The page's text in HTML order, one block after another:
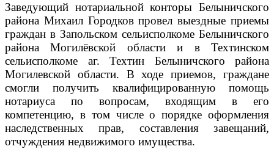
Заведующий нотариальной конторы Белыничского
района Михаил Городков провел выездные приемы
граждан в Запольском сельисполкоме Белыничского
района Могилёвской области и в Техтинском
сельисполкоме аг. Техтин Белыничского района
Могилевской области. В ходе приемов, граждане
смогли получить квалифицированную помощь
нотариуса по вопросам, входящим в его
компетенцию, в том числе о порядке оформления
наследственных прав, составления завещаний,
отчуждения недвижимого имущества.